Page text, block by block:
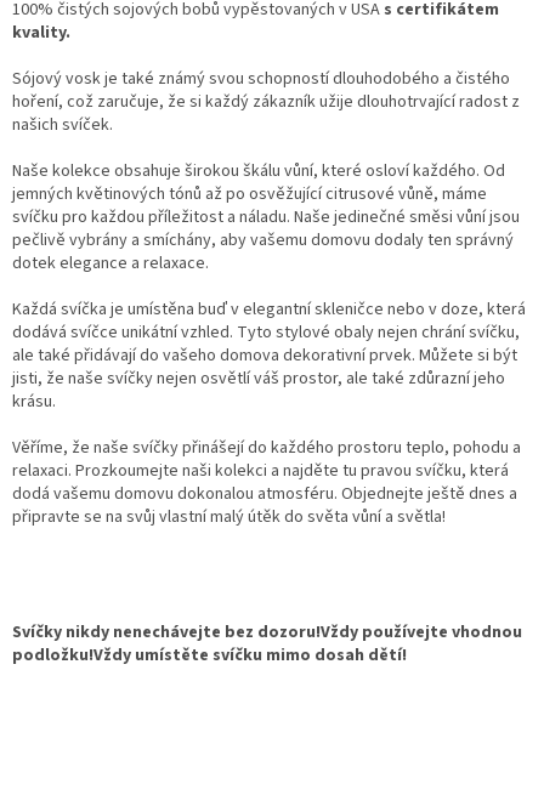
100% čistých sojových bobů vypěstovaných v USA s certifikátem
kvality.
Sójový vosk je také známý svou schopností dlouhodobého a čistého
hoření, což zaručuje, že si každý zákazník užije dlouhotrvající radost z
našich svíček.
Naše kolekce obsahuje širokou škálu vůní, které osloví každého. Od
jemných květinových tónů až po osvěžující citrusové vůně, máme
svíčku pro každou příležitost a náladu. Naše jedinečné směsi vůní jsou
pečlivě vybrány a smíchány, aby vašemu domovu dodaly ten správný
dotek elegance a relaxace.
Každá svíčka je umístěna buď v elegantní skleničce nebo v doze, která
dodává svíčce unikátní vzhled. Tyto stylové obaly nejen chrání svíčku,
ale také přidávají do vašeho domova dekorativní prvek. Můžete si být
jisti, že naše svíčky nejen osvětlí váš prostor, ale také zdůrazní jeho
krásu.
Věříme, že naše svíčky přinášejí do každého prostoru teplo, pohodu a
relaxaci. Prozkoumejte naši kolekci a najděte tu pravou svíčku, která
dodá vašemu domovu dokonalou atmosféru. Objednejte ještě dnes a
připravte se na svůj vlastní malý útěk do světa vůní a světla!
Svíčky nikdy nenechávejte bez dozoru!Vždy používejte vhodnou
podložku!Vždy umístěte svíčku mimo dosah dětí!